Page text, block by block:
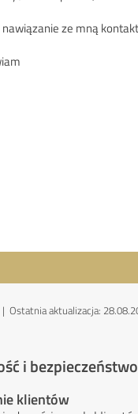
Ostatnia aktualizacja:
i
klientów